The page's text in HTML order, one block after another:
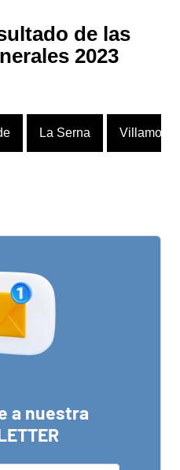
de las
2023
La Serna
a nuestra